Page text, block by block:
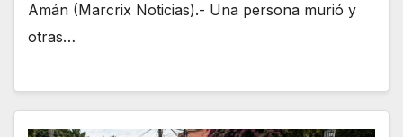
Amán (Marcrix Noticias).- Una persona murió y
otras…